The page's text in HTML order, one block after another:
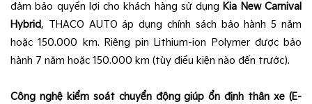
đảm bảo quyền lợi cho khách hàng sử dụng Kia New Carnival
Hybrid, THACO AUTO áp dụng chính sách bảo hành 5 năm
hoặc 150.000 km. Riêng pin Lithium-ion Polymer được bảo
hành 7 năm hoặc 150.000 km (tùy điều kiện nào đến trước).
Công nghệ kiểm soát chuyển động giúp ổn định thân xe (E-